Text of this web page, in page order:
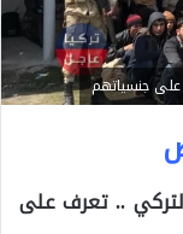
.. تعرف على